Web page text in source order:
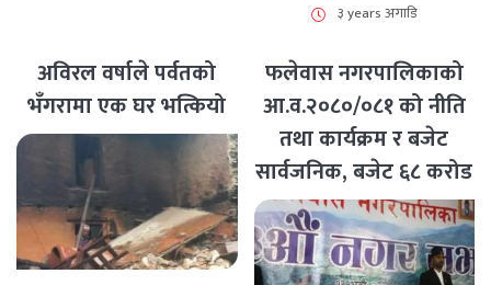
३ years अगाडि
अविरल वर्षाले पर्वतको
भँगरामा एक घर भत्कियो
फलेवास नगरपालिकाको
आ.व.२०८०/०८१ को नीति
तथा कार्यक्रम र बजेट
सार्वजनिक, बजेट ६८ करोड
२५ लाख